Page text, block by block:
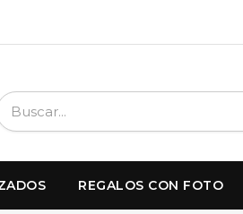
REGALOS CON FOTO